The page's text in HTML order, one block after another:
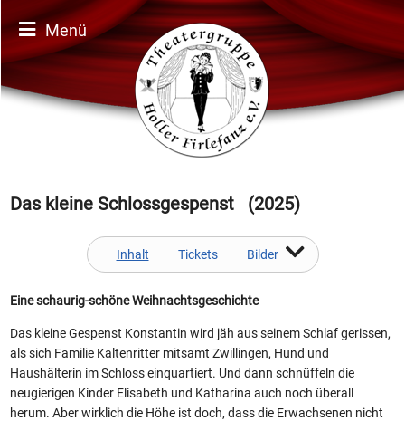
Menü
Das kleine Schlossgespenst (2025)
Inhalt Tickets Bilder
Eine schaurig-schöne Weihnachtsgeschichte
Das kleine Gespenst Konstantin wird jäh aus seinem Schlaf gerissen,
als sich Familie Kaltenritter mitsamt Zwillingen, Hund und
Haushälterin im Schloss einquartiert. Und dann schnüffeln die
neugierigen Kinder Elisabeth und Katharina auch noch überall
herum. Aber wirklich die Höhe ist doch, dass die Erwachsenen nicht